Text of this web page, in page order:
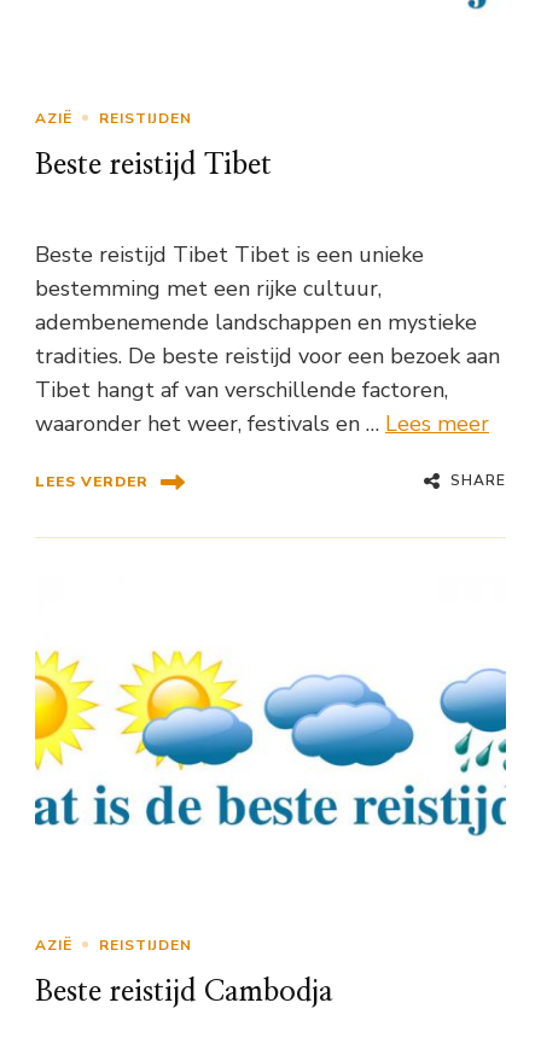
AZIË REISTIJDEN
Beste reistijd Tibet
Beste reistijd Tibet Tibet is een unieke
bestemming met een rijke cultuur,
adembenemende landschappen en mystieke
tradities. De beste reistijd voor een bezoek aan
Tibet hangt af van verschillende factoren,
waaronder het weer, festivals en … Lees meer
LEES VERDER SHARE
AZIË REISTIJDEN
Beste reistijd Cambodja